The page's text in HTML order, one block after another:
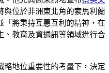
與位於非洲東北角的索馬利蘭
「將秉持互惠互利的精神，在
、教育及資通訊等領域進行合
略地位重要性的考量下，決定